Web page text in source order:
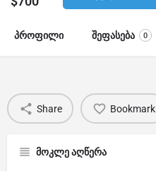
პროფილი შეფასება 0
Share Bookmark
მოკლე აღწერა